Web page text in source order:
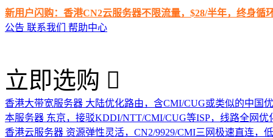
新用户闪购：香港CN2云服务器不限流量，$28/半年，终身循
公告 联系我们 帮助中心
立即选购
香港大带宽服务器 大陆优化路由，含CMI/CUG或类似的中国
本服务器 东京，接驳KDDI/NTT/CMI/CUG等ISP，线路全网优
香港云服务器 资源弹性灵活，CN2/9929/CMI三网极速直连，